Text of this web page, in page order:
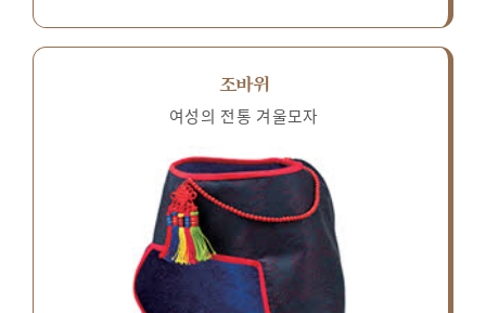
조바위
여성의 전통 겨울모자